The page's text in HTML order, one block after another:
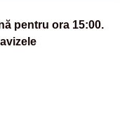
pentru ora 15:00.